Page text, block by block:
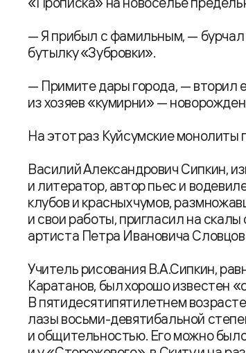
— Я прибыл с фамильным, — бурчал
бутылку «Зубровки».
— Примите дары города, — вторил
из хозяев «кумирни» —
На этот раз Куйсумские монолиты
Василий Александрович Сипкин,
и литератор, автор пьес и
клубов и красных чумов,
и свои работы, пригласил на
артиста Петра Ивановича
Учитель рисования В.А.Сипкин,
Каратанов, был хорошо известен
В пятидесятипятилетнем
лазы восьми-девятибальной
и общительностью. Его можно